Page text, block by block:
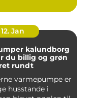
12. Jan
kalundborg
du billig og grøn
rundt
varmepumpe er
husstande i